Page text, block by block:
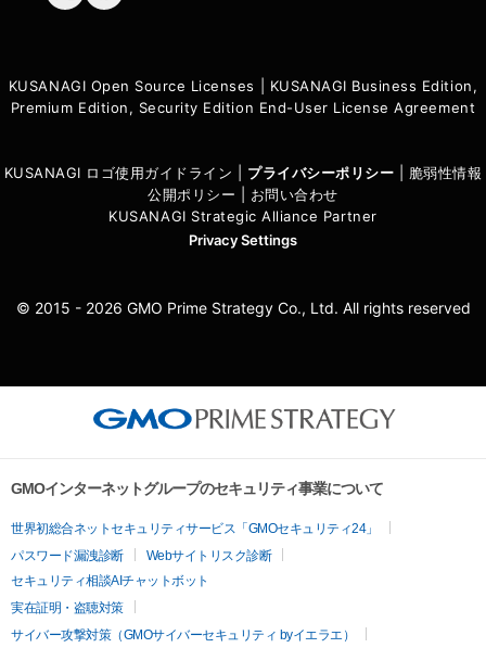
KUSANAGI Open Source Licenses
KUSANAGI Business Edition,
Premium Edition, Security Edition End-User License Agreement
KUSANAGI ロゴ使用ガイドライン プライバシーポリシー
脆弱性情報
公開ポリシー
お問い合わせ
KUSANAGI Strategic Alliance Partner
Privacy Settings
© 2015 - 2026 GMO Prime Strategy Co., Ltd. All rights reserved
GMOインターネットグループのセキュリティ事業について
世界初総合ネットセキュリティサービス「GMOセキュリティ24」
パスワード漏洩診断
Webサイトリスク診断
セキュリティ相談AIチャットボット
実在証明・盗聴対策
サイバー攻撃対策（GMOサイバーセキュリティ byイエラエ）